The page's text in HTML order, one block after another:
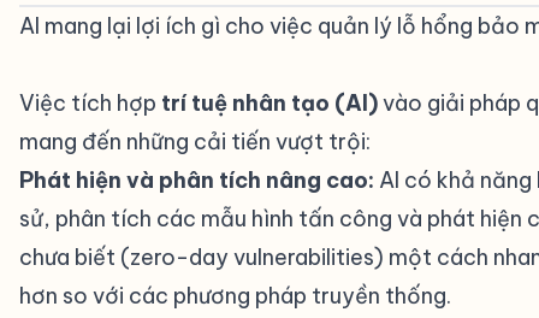
AI mang lại lợi ích gì cho việc quản lý lỗ hổng bảo
Việc tích hợp trí tuệ nhân tạo (AI)vào giải pháp
mang đến những cải tiến vượt trội:
Phát hiện và phân tích nâng cao: AI có khả
sử, phân tích các mẫu hình tấn công và phát hiện
chưa biết (zero-day vulnerabilities) một cách
hơn so với các phương pháp truyền thống.